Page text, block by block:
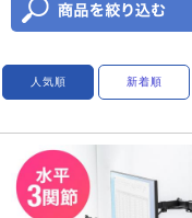
人気順 新着順